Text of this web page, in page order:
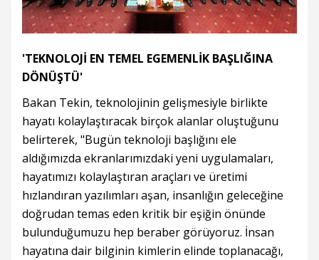
'TEKNOLOJİ EN TEMEL EGEMENLİK BAŞLIĞINA
DÖNÜŞTÜ'
Bakan Tekin, teknolojinin gelişmesiyle birlikte
hayatı kolaylaştıracak birçok alanlar oluştuğunu
belirterek, "Bugün teknoloji başlığını ele
aldığımızda ekranlarımızdaki yeni uygulamaları,
hayatımızı kolaylaştıran araçları ve üretimi
hızlandıran yazılımları aşan, insanlığın geleceğine
doğrudan temas eden kritik bir eşiğin önünde
bulunduğumuzu hep beraber görüyoruz. İnsan
hayatına dair bilginin kimlerin elinde toplanacağı,